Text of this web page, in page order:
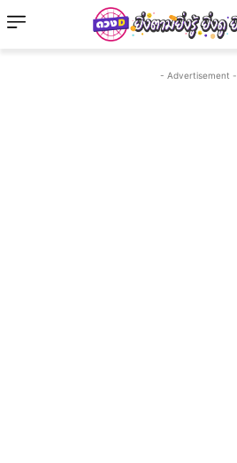
- Advertisement -